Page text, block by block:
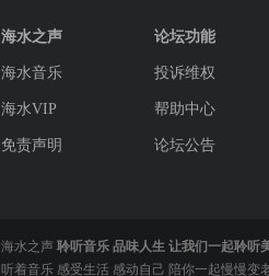
海水之声
海水音乐
海水VIP
免责声明
论坛功能
投诉维权
帮助中心
论坛公告
海水之声 聆听音乐 品味人生 让我们一起聆听
听着音乐 感受生活 感动自己 陪你一起慢慢变